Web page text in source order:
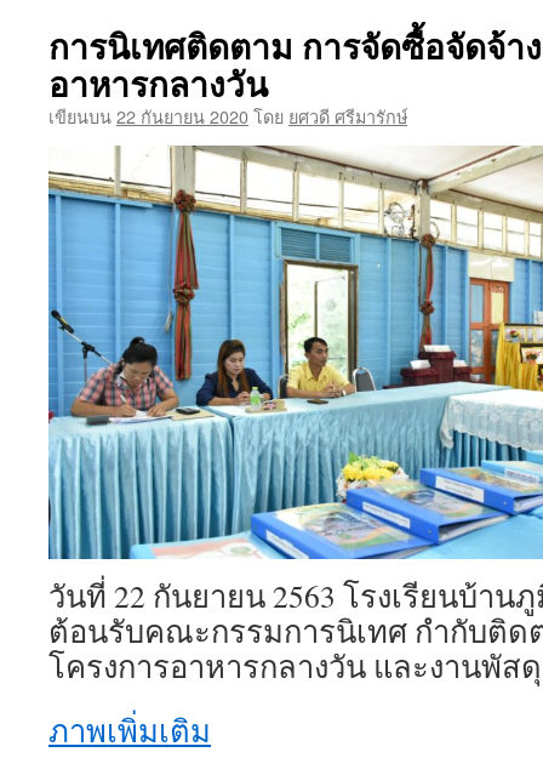
การนิเทศติดตาม การจัดซื้อจัดจ้า
อาหารกลางวัน
เขียนบน22 กันยายน 2020โดย ยศวดี ศรีมารักษ์
วันที่ 22 กันยายน 2563 โรงเรียนบ้า
ต้อนรับคณะกรรมการนิเทศ กำกับติด
โครงการอาหารกลางวัน และงานพัสดุ
ภาพเพิ่มเติม